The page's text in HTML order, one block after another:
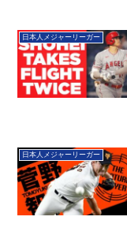
日本人メジャーリーガー
日本人メジャーリーガー